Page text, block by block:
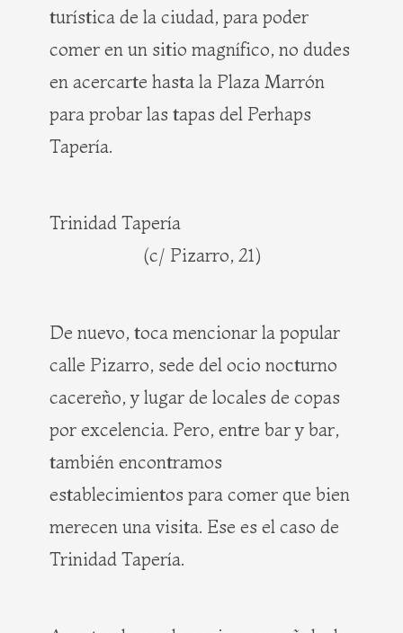
turística de la ciudad, para poder
comer en un sitio magnífico, no dudes
en acercarte hasta la Plaza Marrón
para probar las tapas del Perhaps
Tapería.
Trinidad Tapería
(c/ Pizarro, 21)
De nuevo, toca mencionar la popular
calle Pizarro, sede del ocio nocturno
cacereño, y lugar de locales de copas
por excelencia. Pero, entre bar y bar,
también encontramos
establecimientos para comer que bien
merecen una visita. Ese es el caso de
Trinidad Tapería.